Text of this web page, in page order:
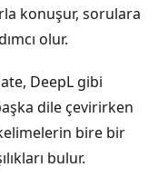
konuşur, sorulara
olur.
DeepL gibi
dile çevirirken
bire bir
bulur.